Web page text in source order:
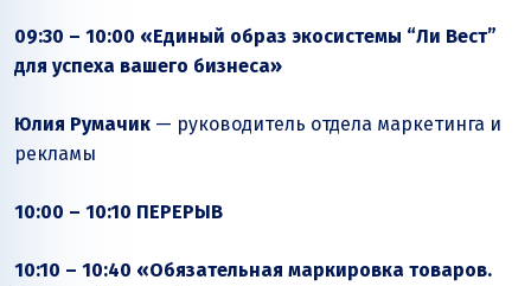
09:30 – 10:00 «Единый образ экосистемы “Ли Вест”
для успеха вашего бизнеса»
Юлия Румачик ­— руководитель отдела маркетинга и
рекламы
10:00 – 10:10 ПЕРЕРЫВ
10:10 – 10:40 «Обязательная маркировка товаров.